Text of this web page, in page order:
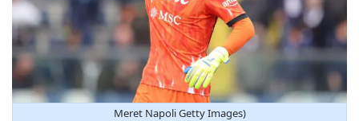
Meret Napoli Getty Images)